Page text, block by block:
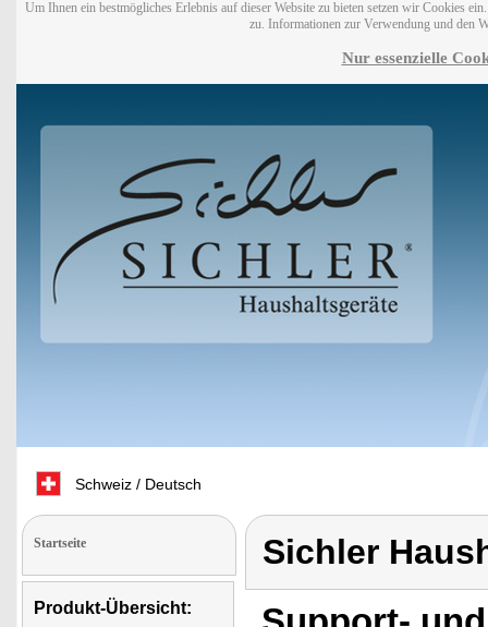
Um Ihnen ein bestmögliches Erlebnis auf dieser Website zu bieten setzen wir Cookies
zu. Informationen zur Verwendung und den
Nur essenzielle
Schweiz / Deutsch
Startseite
Produkt-Übersicht:
Sichler